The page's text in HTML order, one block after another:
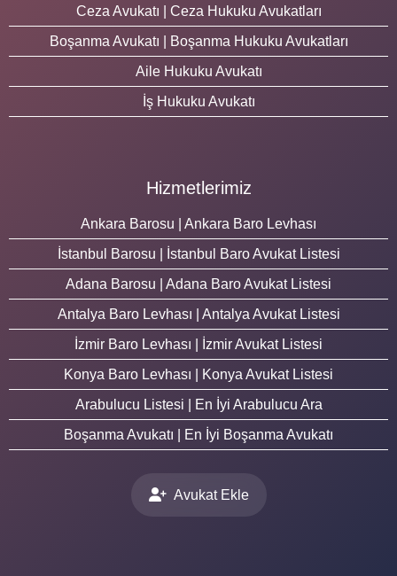
Ceza Avukatı | Ceza Hukuku Avukatları
Boşanma Avukatı | Boşanma Hukuku Avukatları
Aile Hukuku Avukatı
İş Hukuku Avukatı
Hizmetlerimiz
Ankara Barosu | Ankara Baro Levhası
İstanbul Barosu | İstanbul Baro Avukat Listesi
Adana Barosu | Adana Baro Avukat Listesi
Antalya Baro Levhası | Antalya Avukat Listesi
İzmir Baro Levhası | İzmir Avukat Listesi
Konya Baro Levhası | Konya Avukat Listesi
Arabulucu Listesi | En İyi Arabulucu Ara
Boşanma Avukatı | En İyi Boşanma Avukatı
Avukat Ekle